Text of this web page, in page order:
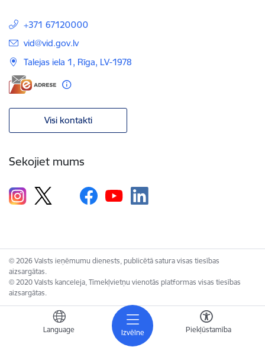
Izvēlne
Language Piekļūstamība
+371 67120000
E-pasts:
vid@vid.gov.lv
Talejas iela 1, Rīga, LV-1978
Visi kontakti
Sekojiet mums
© 2026 Valsts ieņēmumu dienests, publicētā satura visas tiesības
aizsargātas.
© 2020 Valsts kanceleja, Tīmekļvietņu vienotās platformas visas tiesības
aizsargātas.